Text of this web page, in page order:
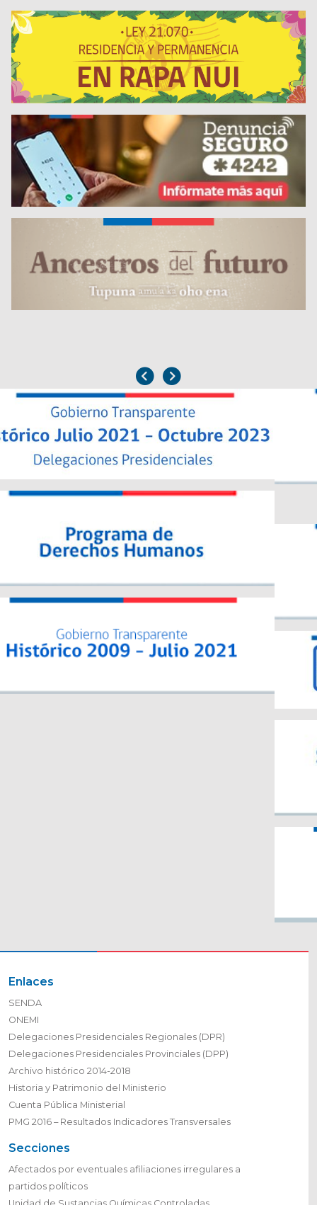
Enlaces
SENDA
ONEMI
Delegaciones Presidenciales Regionales (DPR)
Delegaciones Presidenciales Provinciales (DPP)
Archivo histórico 2014-2018
Historia y Patrimonio del Ministerio
Cuenta Pública Ministerial
PMG 2016 – Resultados Indicadores Transversales
Secciones
Afectados por eventuales afiliaciones irregulares a
partidos políticos